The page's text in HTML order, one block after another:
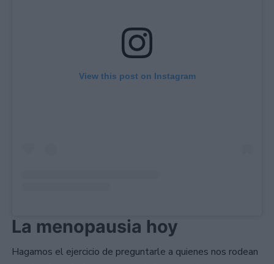
View this post on Instagram
La menopausia hoy
Hagamos el ejercicio de preguntarle a quienes nos rodean